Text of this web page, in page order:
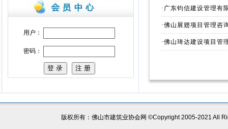
用户：
密码：
· 广东钧信建设管理有
·佛山展翅项目管理咨
·佛山琦达建设项目管
版权所有：佛山市建筑业协会网 ©Copyright 2005-2021 All